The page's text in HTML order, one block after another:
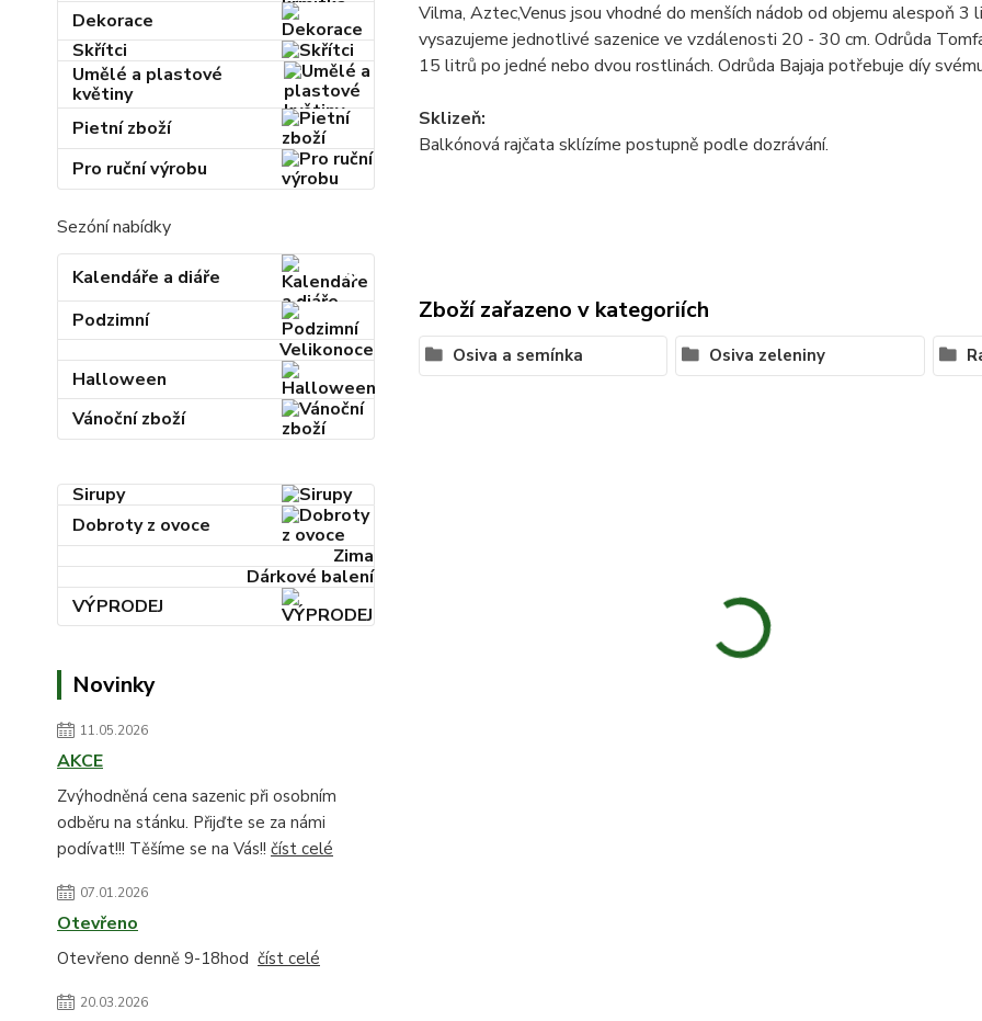
Dekorace
Skřítci
Umělé a plastové
květiny
Pietní zboží
Pro ruční výrobu
Sezóní nabídky
Kalendáře a diáře
Podzimní
Velikonoce
Halloween
Vánoční zboží
Sirupy
Dobroty z ovoce
Zima
Dárkové balení
VÝPRODEJ
Novinky
11.05.2026
AKCE
Zvýhodněná cena sazenic při osobním
odběru na stánku. Přijďte se za námi
podívat!!! Těšíme se na Vás!! číst celé
07.01.2026
Otevřeno
Otevřeno denně 9-18hod číst celé
20.03.2026
Vilma, Aztec,Venus jsou vhodné do menších nádob od objemu alespoň
vysazujeme jednotlivé sazenice ve vzdálenosti 20 - 30 cm. Odrůda
15 litrů po jedné nebo dvou rostlinách. Odrůda Bajaja potřebuje díy
Sklizeň:
Balkónová rajčata sklízíme postupně podle dozrávání.
Zboží zařazeno v kategoriích
Osiva a semínka Osiva zeleniny